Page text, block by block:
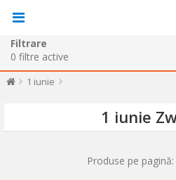
Filtrare
0 filtre active
1 iunie
1 iunie
Produse pe pagină: